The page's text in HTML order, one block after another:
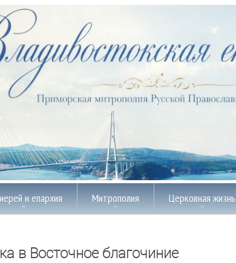
и епархия Митрополия Церковная жизнь
в Восточное благочиние